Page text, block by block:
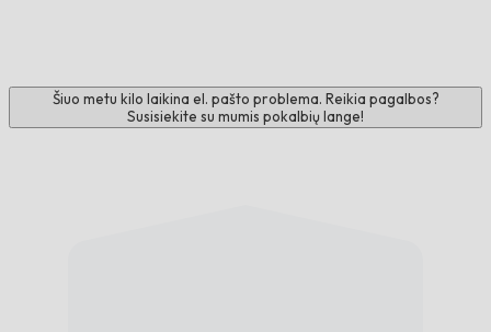
Šiuo metu kilo laikina el. pašto problema. Reikia pagalbos?
Susisiekite su mumis pokalbių lange!